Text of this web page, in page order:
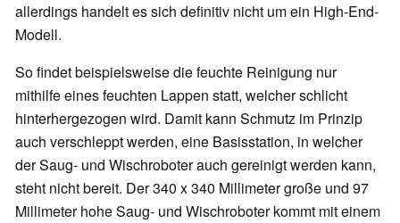
allerdings handelt es sich definitiv nicht um ein High-End-
Modell.
So findet beispielsweise die feuchte Reinigung nur
mithilfe eines feuchten Lappen statt, welcher schlicht
hinterhergezogen wird. Damit kann Schmutz im Prinzip
auch verschleppt werden, eine Basisstation, in welcher
der Saug- und Wischroboter auch gereinigt werden kann,
steht nicht bereit. Der 340 x 340 Millimeter große und 97
Millimeter hohe Saug- und Wischroboter kommt mit einem